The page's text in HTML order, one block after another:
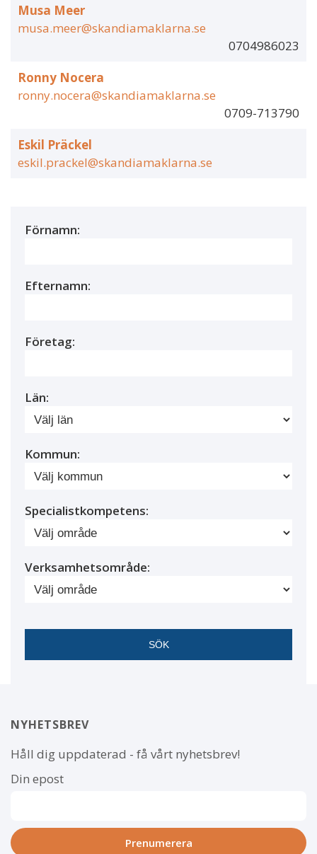
Musa Meer
musa.meer@skandiamaklarna.se
0704986023
Ronny Nocera
ronny.nocera@skandiamaklarna.se
0709-713790
Eskil Präckel
eskil.prackel@skandiamaklarna.se
Förnamn:
Efternamn:
Företag:
Län:
Kommun:
Specialistkompetens:
Verksamhetsområde:
NYHETSBREV
Håll dig uppdaterad - få vårt nyhetsbrev!
Din epost